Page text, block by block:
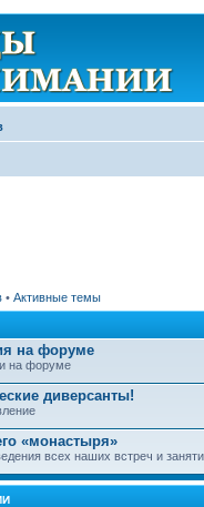
• Активные темы
на форуме
на форуме
диверсанты!
«монастыря»
всех наших встреч и